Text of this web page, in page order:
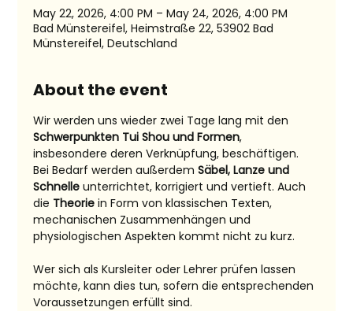
May 22, 2026, 4:00 PM – May 24, 2026, 4:00 PM
Bad Münstereifel, Heimstraße 22, 53902 Bad
Münstereifel, Deutschland
About the event
Wir werden uns wieder zwei Tage lang mit den
Schwerpunkten Tui Shou und Formen,
insbesondere deren Verknüpfung, beschäftigen.
Bei Bedarf werden außerdem Säbel, Lanze und
Schnelle unterrichtet, korrigiert und vertieft. Auch
die Theorie in Form von klassischen Texten,
mechanischen Zusammenhängen und
physiologischen Aspekten kommt nicht zu kurz.
Wer sich als Kursleiter oder Lehrer prüfen lassen
möchte, kann dies tun, sofern die entsprechenden
Voraussetzungen erfüllt sind.